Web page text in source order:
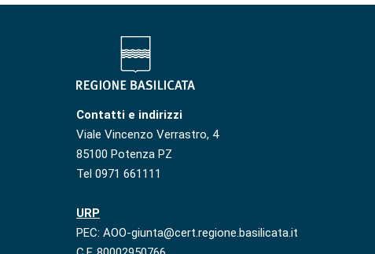
Contatti e indirizzi
Viale Vincenzo Verrastro, 4
85100 Potenza PZ
Tel 0971 661111
URP
PEC: AOO-giunta@cert.regione.basilicata.it